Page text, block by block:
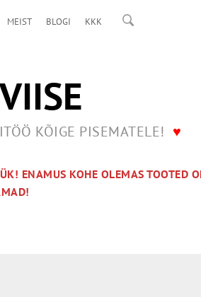
MEIST BLOGI KKK
KÕIGE PISEMATELE! ♥
ENAMUS KOHE OLEMAS TOOTED